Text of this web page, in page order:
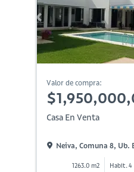
Valor de compra:
Casa En Venta
Neiva, Comuna 8, Ub.
1263.0 m2 Habit. 4